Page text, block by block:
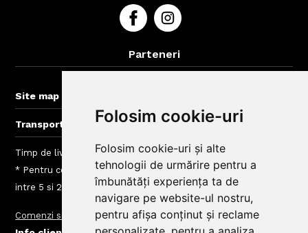
Folosim cookie-uri
Folosim cookie-uri și alte
tehnologii de urmărire pentru a
îmbunătăți experiența ta de
navigare pe website-ul nostru,
pentru afișa conținut și reclame
Parteneri
Site map
Transport gratuit la comenzi > 60 lei
Timp de livrare mancare Cluj: intre 40 - 120 min
* Pentru comenzi mai mici de 60 Lei taxele de livrare sunt
intre 5 si 20 Lei, depinde de zona de livrare
Comenzi si livrare Taxe Zone de Livrare Comenzi Mancare